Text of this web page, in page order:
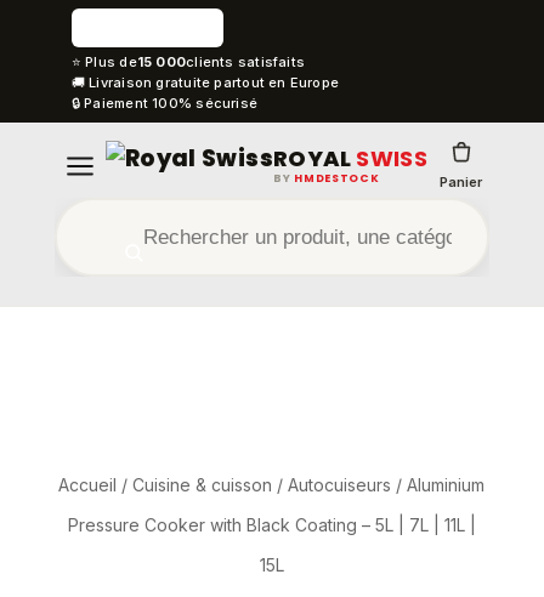
⭐ Plus de15 000clients satisfaits
🚚 Livraison gratuite partout en Europe
🔒 Paiement 100% sécurisé
ROYAL SWISS
BY HMDESTOCK Panier
Accueil /Cuisine & cuisson /Autocuiseurs / Aluminium
Pressure Cooker with Black Coating – 5L | 7L | 11L |
15L